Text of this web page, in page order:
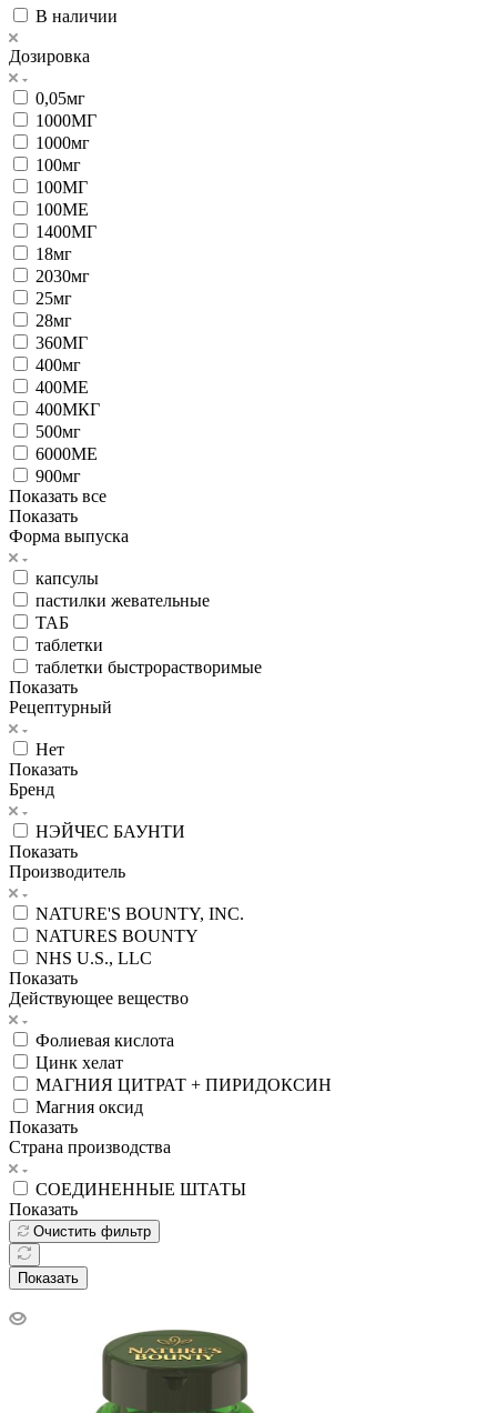
В наличии
Дозировка
0,05мг
1000МГ
1000мг
100мг
100МГ
100МЕ
1400МГ
18мг
2030мг
25мг
28мг
360МГ
400мг
400МЕ
400МКГ
500мг
6000МЕ
900мг
Показать все
Показать
Форма выпуска
капсулы
пастилки жевательные
ТАБ
таблетки
таблетки быстрорастворимые
Показать
Рецептурный
Нет
Показать
Бренд
НЭЙЧЕС БАУНТИ
Показать
Производитель
NATURE'S BOUNTY, INC.
NATURES BOUNTY
NHS U.S., LLC
Показать
Действующее вещество
Фолиевая кислота
Цинк хелат
МАГНИЯ ЦИТРАТ + ПИРИДОКСИН
Магния оксид
Показать
Страна производства
СОЕДИНЕННЫЕ ШТАТЫ
Показать
Очистить фильтр
Показать